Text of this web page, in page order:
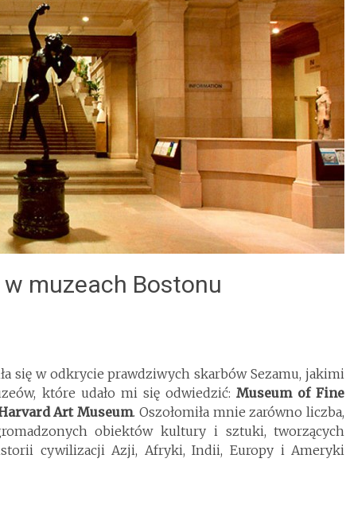
muzeach Bostonu
się w odkrycie prawdziwych skarbów Sezamu, jakimi
które udało mi się odwiedzić:Museum of Fine
Art Museum. Oszołomiła mnie zarówno liczba,
obiektów kultury i sztuki, tworzących
cywilizacji Azji, Afryki, Indii, Europy i Ameryki